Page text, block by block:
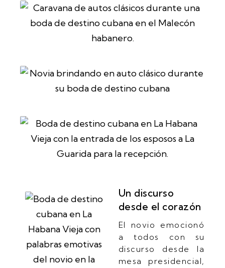
Un discurso
desde el corazón
El novio emocionó
a todos con su
discurso desde la
mesa presidencial,